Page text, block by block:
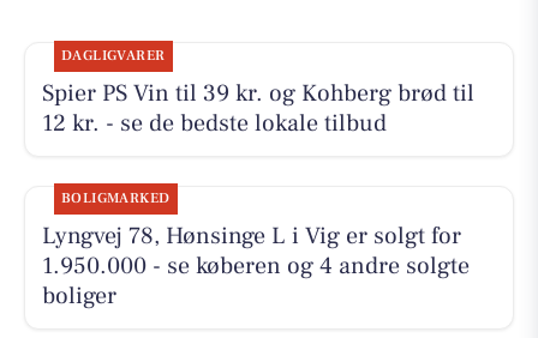
DAGLIGVARER
Spier PS Vin til 39 kr. og Kohberg brød til
12 kr. - se de bedste lokale tilbud
BOLIGMARKED
Lyngvej 78, Hønsinge L i Vig er solgt for
1.950.000 - se køberen og 4 andre solgte
boliger